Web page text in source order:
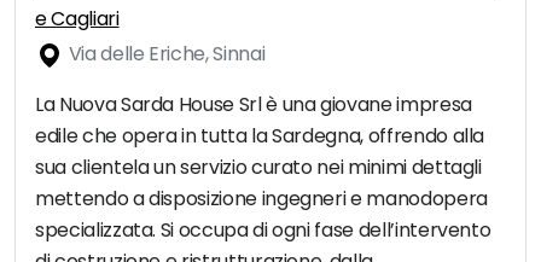
e Cagliari
Via delle Eriche, Sinnai
La Nuova Sarda House Srl è una giovane impresa
edile che opera in tutta la Sardegna, offrendo alla
sua clientela un servizio curato nei minimi dettagli
mettendo a disposizione ingegneri e manodopera
specializzata. Si occupa di ogni fase dell’intervento